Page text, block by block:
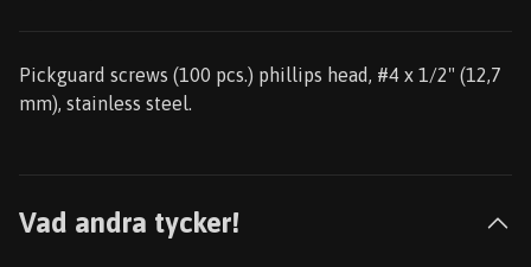
Pickguard screws (100 pcs.) phillips head, #4 x 1/2" (12,7
mm), stainless steel.
Vad andra tycker!